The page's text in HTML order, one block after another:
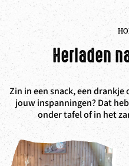
Herladen
Zin in een snack, een
jouw inspanningen? Dat
onder tafel of in het